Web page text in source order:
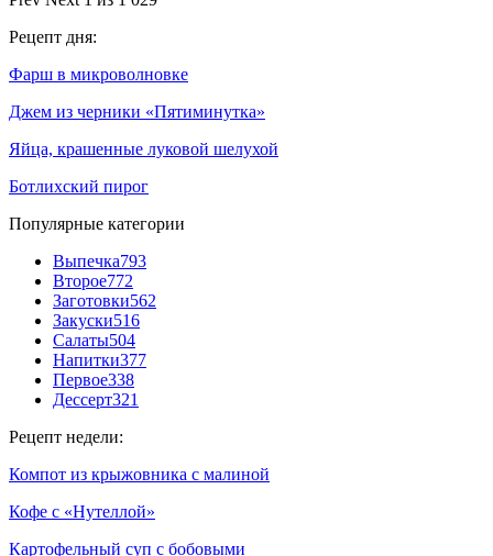
Рецепт дня:
Фарш в микроволновке
Джем из черники «Пятиминутка»
Яйца, крашенные луковой шелухой
Ботлихский пирог
Популярные категории
Выпечка793
Второе772
Заготовки562
Закуски516
Салаты504
Напитки377
Первое338
Дессерт321
Рецепт недели:
Компот из крыжовника с малиной
Кофе с «Нутеллой»
Картофельный суп с бобовыми